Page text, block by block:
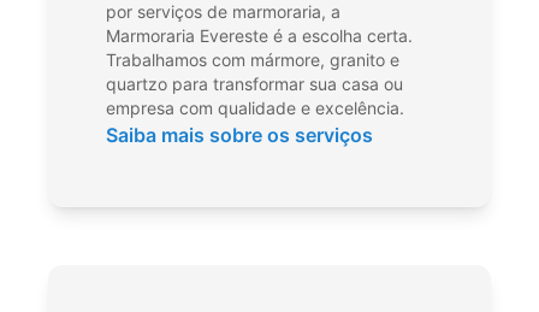
por serviços de marmoraria, a
Marmoraria Evereste é a escolha certa.
Trabalhamos com mármore, granito e
quartzo para transformar sua casa ou
empresa com qualidade e excelência.
Saiba mais sobre os serviços